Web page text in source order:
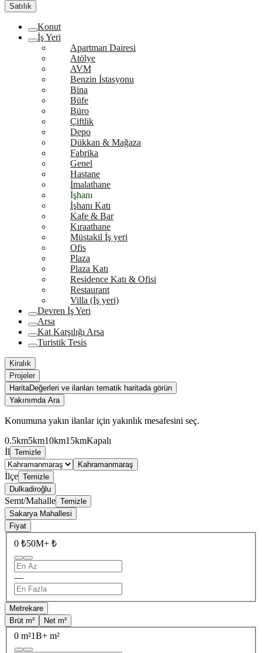
Satılık
Konut
İş Yeri
Apartman Dairesi
Atölye
AVM
Benzin İstasyonu
Bina
Büfe
Büro
Çiftlik
Depo
Dükkan & Mağaza
Fabrika
Genel
Hastane
İmalathane
İşhanı
İşhanı Katı
Kafe & Bar
Kıraathane
Müstakil İş yeri
Ofis
Plaza
Plaza Katı
Residence Katı & Ofisi
Restaurant
Villa (İş yeri)
Devren İş Yeri
Arsa
Kat Karşılığı Arsa
Turistik Tesis
Kiralık
Projeler
HaritaDeğerleri ve ilanları tematik haritada görün
Yakınımda Ara
Konumuna yakın ilanlar için yakınlık mesafesini seç.
0.5km5km10km15kmKapalı
İl Temizle
Kahramanmaraş
İlçe Temizle
Dulkadiroğlu
Semt/Mahalle Temizle
Sakarya Mahallesi
Fiyat
0 ₺50M+ ₺
—
Metrekare
Brüt m²
Net m²
0 m²1B+ m²